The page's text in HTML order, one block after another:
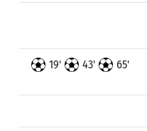
19' 43' 65'